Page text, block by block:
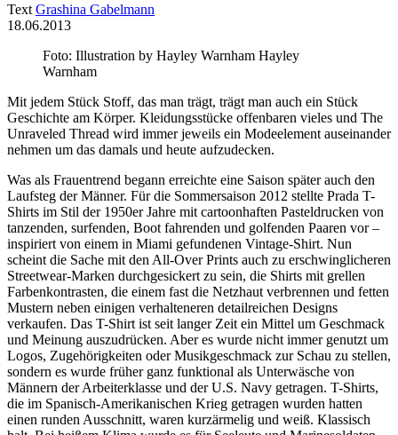
Text Grashina Gabelmann
18.06.2013
Foto: Illustration by Hayley Warnham Hayley
Warnham
Mit jedem Stück Stoff, das man trägt, trägt man auch ein Stück
Geschichte am Körper. Kleidungsstücke offenbaren vieles und The
Unraveled Thread wird immer jeweils ein Modeelement auseinander
nehmen um das damals und heute aufzudecken.
Was als Frauentrend begann erreichte eine Saison später auch den
Laufsteg der Männer. Für die Sommersaison 2012 stellte Prada T-
Shirts im Stil der 1950er Jahre mit cartoonhaften Pasteldrucken von
tanzenden, surfenden, Boot fahrenden und golfenden Paaren vor –
inspiriert von einem in Miami gefundenen Vintage-Shirt. Nun
scheint die Sache mit den All-Over Prints auch zu erschwinglicheren
Streetwear-Marken durchgesickert zu sein, die Shirts mit grellen
Farbenkontrasten, die einem fast die Netzhaut verbrennen und fetten
Mustern neben einigen verhalteneren detailreichen Designs
verkaufen. Das T-Shirt ist seit langer Zeit ein Mittel um Geschmack
und Meinung auszudrücken. Aber es wurde nicht immer genutzt um
Logos, Zugehörigkeiten oder Musikgeschmack zur Schau zu stellen,
sondern es wurde früher ganz funktional als Unterwäsche von
Männern der Arbeiterklasse und der U.S. Navy getragen. T-Shirts,
die im Spanisch-Amerikanischen Krieg getragen wurden hatten
einen runden Ausschnitt, waren kurzärmelig und weiß. Klassisch